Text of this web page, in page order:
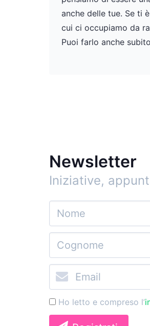
anche delle tue. Se ti
cui ci occupiamo da
Puoi farlo anche
Newsletter
Iniziative,
Ho letto e compreso l’